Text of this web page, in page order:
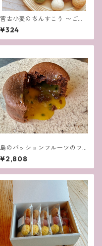
宮古小麦のちんすこう 〜ご家
庭用に！袋入り・単品〜
¥324
島のパッションフルーツのフ
ォンダンショコラ３個入り
¥2,808